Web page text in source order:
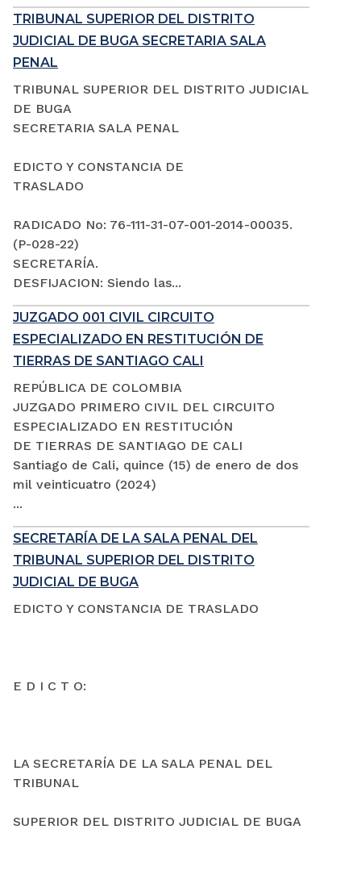
TRIBUNAL SUPERIOR DEL DISTRITO
JUDICIAL DE BUGA SECRETARIA SALA
PENAL
TRIBUNAL SUPERIOR DEL DISTRITO JUDICIAL
DE BUGA
SECRETARIA SALA PENAL
EDICTO Y CONSTANCIA DE
TRASLADO
RADICADO No: 76-111-31-07-001-2014-00035.
(P-028-22)
SECRETARÍA.
DESFIJACION: Siendo las...
JUZGADO 001 CIVIL CIRCUITO
ESPECIALIZADO EN RESTITUCIÓN DE
TIERRAS DE SANTIAGO CALI
REPÚBLICA DE COLOMBIA
JUZGADO PRIMERO CIVIL DEL CIRCUITO
ESPECIALIZADO EN RESTITUCIÓN
DE TIERRAS DE SANTIAGO DE CALI
Santiago de Cali, quince (15) de enero de dos
mil veinticuatro (2024)
...
SECRETARÍA DE LA SALA PENAL DEL
TRIBUNAL SUPERIOR DEL DISTRITO
JUDICIAL DE BUGA
EDICTO Y CONSTANCIA DE TRASLADO
E D I C T O:
LA SECRETARÍA DE LA SALA PENAL DEL
TRIBUNAL
SUPERIOR DEL DISTRITO JUDICIAL DE BUGA